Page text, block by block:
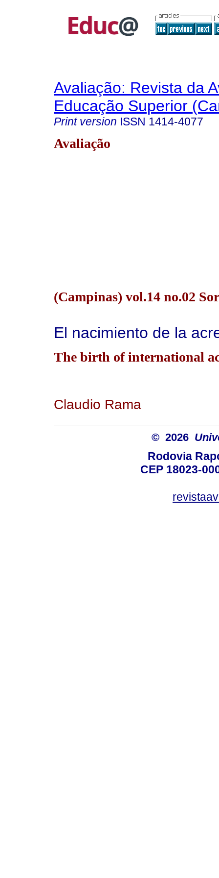
Avaliação: Revista da
Educação Superior
Print version ISSN 1414-4077
Avaliação
(Campinas) vol.14 no.02
El nacimiento de la
The birth of international
Claudio Rama
© 2026
Rodovia
CEP 18023-